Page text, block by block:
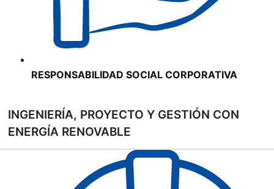
RESPONSABILIDAD SOCIAL CORPORATIVA
INGENIERÍA, PROYECTO Y GESTIÓN CON
ENERGÍA RENOVABLE